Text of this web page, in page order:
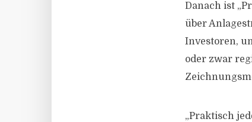
Danach ist
über
Investoren,
oder zwar
„Praktisch